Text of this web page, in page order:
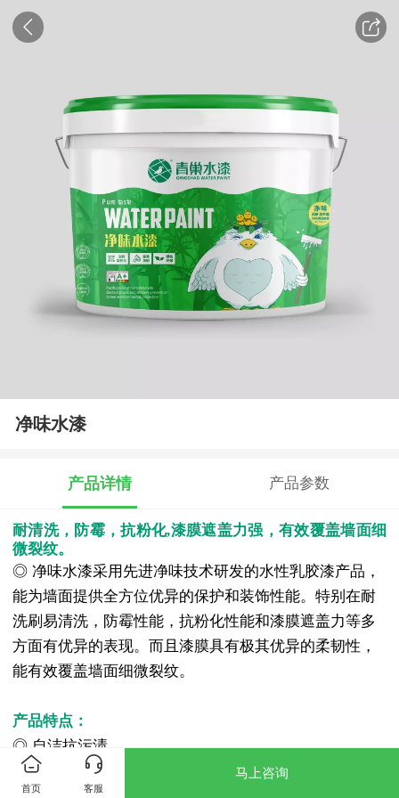
净味水漆
产品详情 产品参数
耐清洗，防霉，抗粉化,漆膜遮盖力强，有效覆盖墙面细
微裂纹。
◎ 净味水漆采用先进净味技术研发的水性乳胶漆产品，
能为墙面提供全方位优异的保护和装饰性能。特别在耐
洗刷易清洗，防霉性能，抗粉化性能和漆膜遮盖力等多
方面有优异的表现。而且漆膜具有极其优异的柔韧性，
能有效覆盖墙面细微裂纹。
产品特点：
◎ 自洁抗污渍
◎ 漆膜具有优异的延展性能，可覆盖细菌裂纹
首页 客服
马上咨询